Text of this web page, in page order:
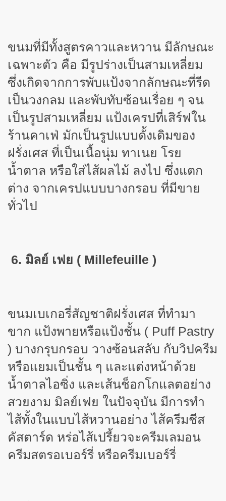
ขนมที่มีทั้งสูตรคาวและหวาน มีลักษณะ
เฉพาะตัว คือ มีรูปร่างเป็นสามเหลี่ยม
ซึ่งเกิดจากการพับแป้งจากลักษณะที่รีด
เป็นวงกลม และพับทับซ้อนเรื่อย ๆ จน
เป็นรูปสามเหลี่ยม แป้งเครปที่เสิร์ฟใน
ร้านคาเฟ่ มักเป็นรูปแบบดั้งเดิมของ
ฝรั่งเศส ที่เป็นเนื้อนุ่ม ทาเนย โรย
น้ำตาล หรือใส่ไส้ผลไม้ ลงไป ซึ่งแตก
ต่าง จากเครปแบบบางกรอบ ที่มีขาย
ทั่วไป
6. มิลย์ เฟย ( Millefeuille )
ขนมเบเกอรี่สัญชาติฝรั่งเศส ที่ทำมา
ขาก แป้งพายหรือแป้งชั้น ( Puff Pastry
) บางกรุบกรอบ วางซ้อนสลับ กับวิปครีม
หรือแยมเป็นชั้น ๆ และแต่งหน้าด้วย
น้ำตาลไอซิ่ง และเส้นช็อกโกแลตอย่าง
สวยงาม มิลย์เฟย ในปัจจุบัน มีการทำ
ไส้ทั้งในแบบไส้หวานอย่าง ไส้ครีมชีส
คัสตาร์ด หร่อไส้เปรี้ยวจะครีมเลมอน
ครีมสตรอเบอร์รี่ หรือครีมเบอร์รี่